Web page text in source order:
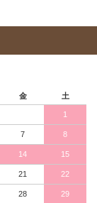
金 土
1
7 8
14 15
21 22
28 29